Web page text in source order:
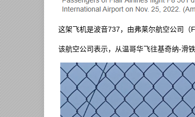
这架飞机是波音737，由弗莱尔航空公司（
该航空公司表示，从温哥华飞往基奇纳-滑